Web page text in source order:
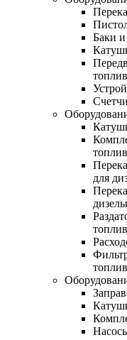
Баки и
для